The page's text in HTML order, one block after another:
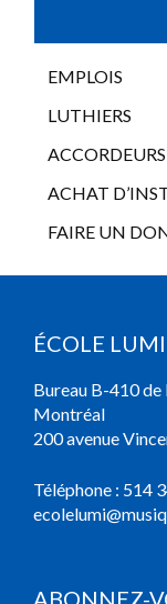
EMPLOIS
LUTHIERS
ACHAT
FAIRE UN
ÉCOLE LUMI
Bureau B-410 de
Montréal
200 avenue
Téléphone : 514